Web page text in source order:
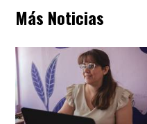
Más Noticias